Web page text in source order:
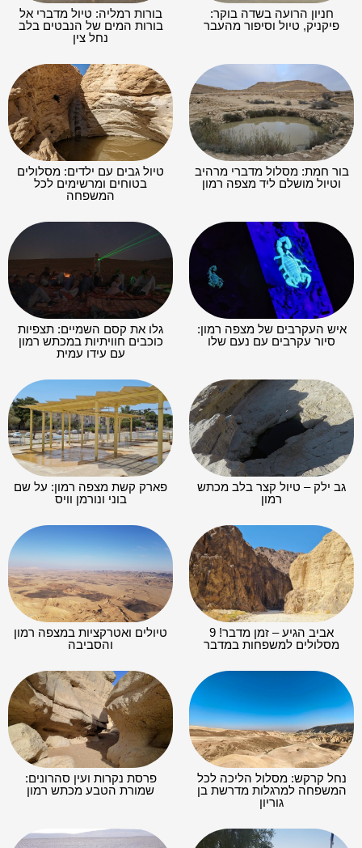
חניון הרועה בשדה בוקר:
פיקניק, טיול וסיפור מהעבר
בורות רמליה: טיול מדברי אל
בורות המים של הנבטים בלב
נחל צין
בור חמת: מסלול מדברי מרהיב
וטיול מושלם ליד מצפה רמון
טיול גבים עם ילדים: מסלולים
בטוחים ומרשימים לכל
המשפחה
איש העקרבים של מצפה רמון:
סיור עקרבים עם נעם שלו
גלו את קסם השמיים: תצפיות
כוכבים חוויתיות במכתש רמון
עם עידו עמית
גב ילק – טיול קצר בלב מכתש
רמון
פארק קשת מצפה רמון: על שם
בוני ונורמן וויס
אביב הגיע – זמן מדבר! 9
מסלולים למשפחות במדבר
טיולים ואטרקציות במצפה רמון
והסביבה
נחל קרקש: מסלול הליכה לכל
המשפחה למרגלות מדרשת בן
גוריון
פרסת נקרות ועין סהרונים:
שמורת הטבע מכתש רמון